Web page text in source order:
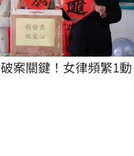
案關鍵！女律頻繁1動